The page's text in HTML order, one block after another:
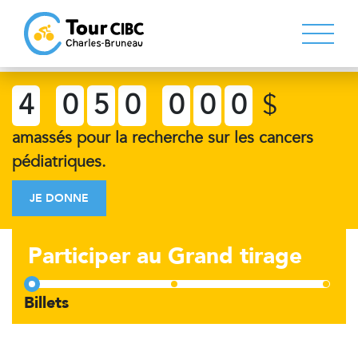
4 0 5 0 0 0 0 $
amassés pour la recherche sur les cancers
pédiatriques.
JE DONNE
Participer au Grand tirage